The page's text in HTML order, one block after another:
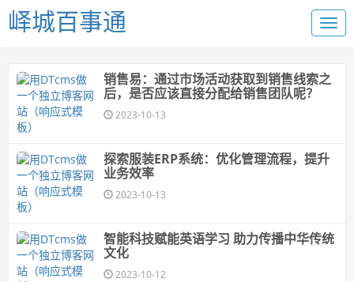
峄城百事通
销售易：通过市场活动获取到销售线索之
后，是否应该直接分配给销售团队呢？
2023-10-13
探索服装ERP系统：优化管理流程，提升
业务效率
2023-10-13
智能科技赋能英语学习 助力传播中华传统
文化
2023-10-12